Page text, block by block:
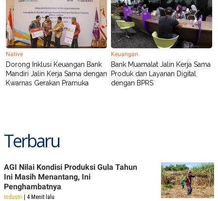
G
M
E
D
I
A
.
I
D
PEDOMAN
PEMBERITAAN
PRIVACY
POLICY
Native
Dorong Inklusi Keuangan Bank
Mandiri Jalin Kerja Sama dengan
Kwarnas Gerakan Pramuka
Keuangan
Bank Muamalat Jalin Kerja Sama
Produk dan Layanan Digital
dengan BPRS
Terbaru
AGI Nilai Kondisi Produksi Gula Tahun
Ini Masih Menantang, Ini
Penghambatnya
Industri | 4 Menit lalu